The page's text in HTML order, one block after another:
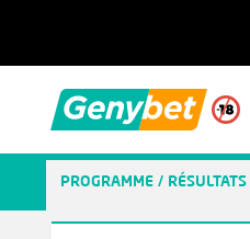
PROGRAMME / RÉSULTATS